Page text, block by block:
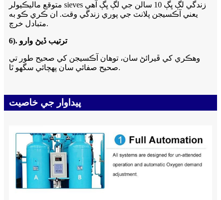
متوقع ماليڪيولر sieves زندگي لڳ ڀڳ 10 سالن جي لڳ ڀڳ آهي
يعني آڪسيجن پلانٽ جي پوري زندگي وقت. ان ڪري ڪو به
متبادل خرچ.
6). ترتيب ڏيڻ وارو
وهڪري کي ڦيرائڻ سان، توهان آڪسيجن کي صحيح طور تي
صحيح صفائي سان پهچائي سگهو ٿا.
پيداوار جي خاصيت